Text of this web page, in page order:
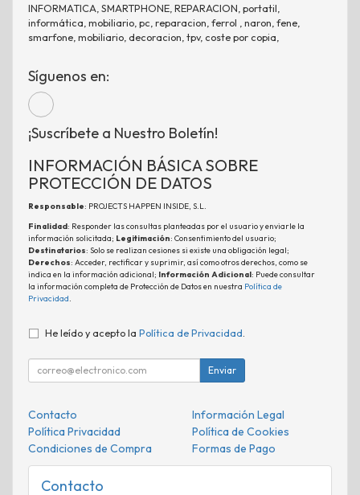
INFORMATICA, SMARTPHONE, REPARACION, portatil,
informática, mobiliario, pc, reparacion, ferrol , naron, fene,
smarfone, mobiliario, decoracion, tpv, coste por copia,
Síguenos en:
¡Suscríbete a Nuestro Boletín!
INFORMACIÓN BÁSICA SOBRE
PROTECCIÓN DE DATOS
Responsable: PROJECTS HAPPEN INSIDE, S.L.
Finalidad: Responder las consultas planteadas por el usuario y enviarle la
información solicitada; Legitimación: Consentimiento del usuario;
Destinatarios: Solo se realizan cesiones si existe una obligación legal;
Derechos: Acceder, rectificar y suprimir, así como otros derechos, como se
indica en la información adicional; Información Adicional: Puede consultar
la información completa de Protección de Datos en nuestra Política de
Privacidad.
He leído y acepto la Política de Privacidad
Enviar
Contacto
Información Legal
Política Privacidad
Política de Cookies
Condiciones de Compra
Formas de Pago
Contacto